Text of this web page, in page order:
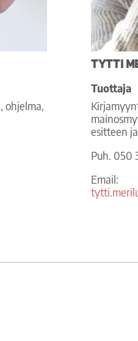
ohjelma,
Tytti
Tuottaja
esitteen
Puh. 050
Email: